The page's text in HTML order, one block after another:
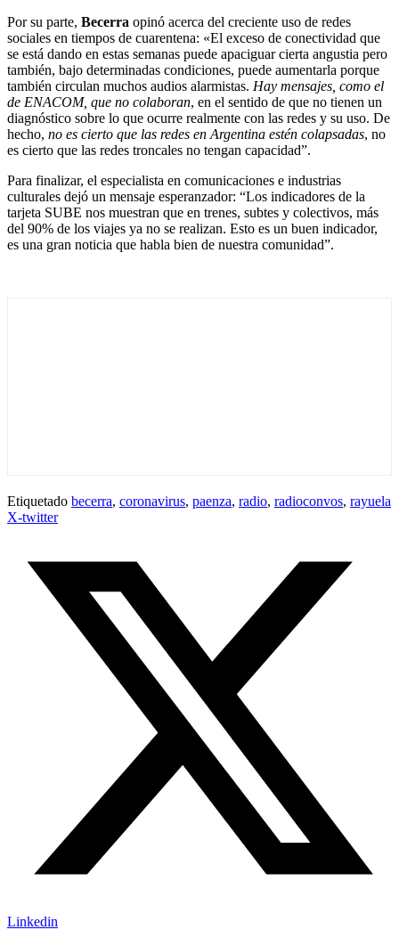
Por su parte, Becerra opinó acerca del creciente uso de redes
sociales en tiempos de cuarentena: «El exceso de conectividad que
se está dando en estas semanas puede apaciguar cierta angustia pero
también, bajo determinadas condiciones, puede aumentarla porque
también circulan muchos audios alarmistas. Hay mensajes, como el
de ENACOM, que no colaboran, en el sentido de que no tienen un
diagnóstico sobre lo que ocurre realmente con las redes y su uso. De
hecho, no es cierto que las redes en Argentina estén colapsadas, no
es cierto que las redes troncales no tengan capacidad”.
Para finalizar, el especialista en comunicaciones e industrias
culturales dejó un mensaje esperanzador: “Los indicadores de la
tarjeta SUBE nos muestran que en trenes, subtes y colectivos, más
del 90% de los viajes ya no se realizan. Esto es un buen indicador,
es una gran noticia que habla bien de nuestra comunidad”.
Etiquetado becerra, coronavirus, paenza, radio, radioconvos, rayuela
X-twitter
Linkedin